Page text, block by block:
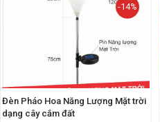
-14%
Đèn Pháo Hoa Năng Lượng Mặt trời
dạng cây cắm đất